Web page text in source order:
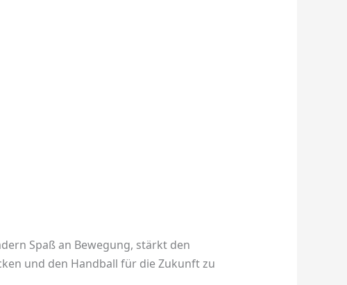
Spaß an Bewegung, stärkt den
und den Handball für die Zukunft zu